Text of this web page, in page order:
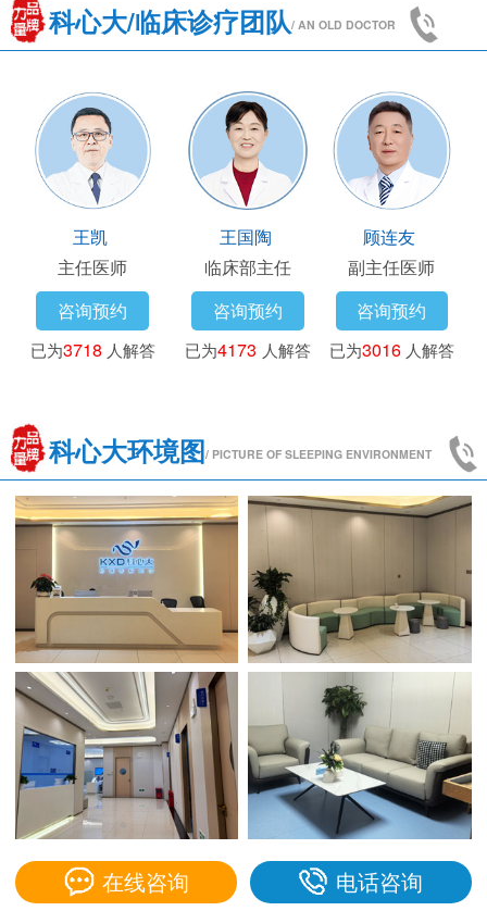
科心大/临床诊疗团队/ AN OLD DOCTOR
王凯
主任医师
咨询预约
已为3718 人解答
王国陶
临床部主任
咨询预约
已为4173 人解答
顾连友
副主任医师
咨询预约
已为3016 人解答
科心大环境图/ PICTURE OF SLEEPING ENVIRONMENT
在线咨询 电话咨询